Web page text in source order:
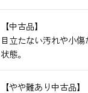
【中古品】
目立たない汚れや小
状態。
【やや難あり中古品】